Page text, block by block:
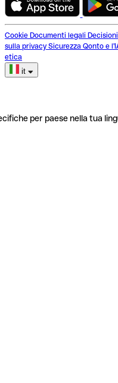
Cookie Documenti legali
sulla privacy Sicurezza Qonto e
etica
it
per paese nella tua